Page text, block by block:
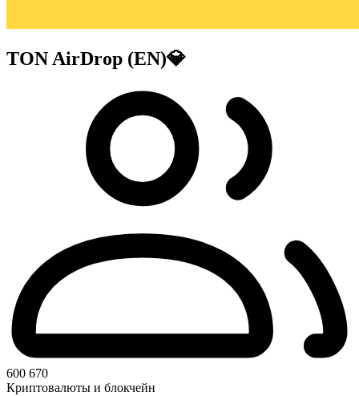
TON AirDrop (EN)💎
600 670
Криптовалюты и блокчейн